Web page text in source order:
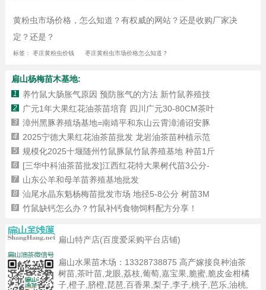
黄粉虫市场价格，怎么知道？有权威的网站？还是收购厂家决
定？还是？
标签： 枣庄黄粉虫价钱 枣庄黄粉虫市场价格怎么知道？
扁山杨梅苗木基地:
1 养竹鼠大肠胀气原因 预防胀气的方法 新竹鼠养殖技
2 广元1年大果红花油茶苗培育 四川广元30-80CM茶叶
3 漳州黑豚养殖场基地=南靖平和东山云霄漳浦诏安豚
4 2025宁德大果红花油茶苗批发 龙岩油茶苗种植示范
5 规模化2025十堰随州竹鼠豚鼠竹鼠养殖基地 种苗1斤
6 [三华中科油茶苗批发]江西红花特大果树代苗3公分-
7 山东公羊和母羊苗养殖基地批发
8 汕尾水晶东魁杨梅苗批发市场 地径5-8公分 树苗3M
9 竹鼠缺钙怎么办？竹鼠补钙食物饲料配方分享！
扁山特产店(百度爱采购平台店铺)
扁山水果苗木场： 13328738875 高产嫁接良种油茶
树苗,茶叶苗,龙眼,荔枝,葡萄,嘉宝果,脆蜜,脆皮金柑橘
子,橙子,脐橙,琵琶,百香果,梨子,李子,桃子,芭乐,油桃,